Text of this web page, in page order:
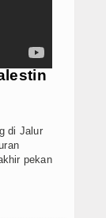
di Jalur
pekan